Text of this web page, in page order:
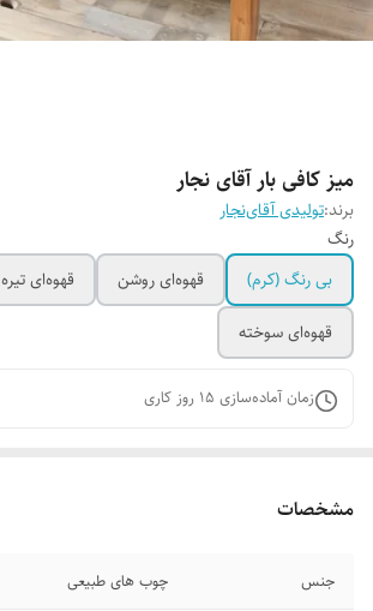
میز کافی بار آقای نجار
برند:تولیدی آقای‌نجار
رنگ
بی رنگ‌ (کرم)
قهوه‌ای روشن
قهوه‌ای تیره
قهوه‌ای سوخته
زمان آماده‌سازی 15 روز کاری
مشخصات
جنس چوب های طبیعی